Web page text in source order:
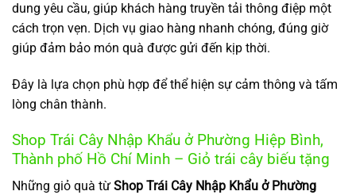
dung yêu cầu, giúp khách hàng truyền tải thông điệp một
cách trọn vẹn. Dịch vụ giao hàng nhanh chóng, đúng giờ
giúp đảm bảo món quà được gửi đến kịp thời.
Đây là lựa chọn phù hợp để thể hiện sự cảm thông và tấm
lòng chân thành.
Shop Trái Cây Nhập Khẩu ở Phường Hiệp Bình,
Thành phố Hồ Chí Minh – Giỏ trái cây biếu tặng
Những giỏ quà từ Shop Trái Cây Nhập Khẩu ở Phường